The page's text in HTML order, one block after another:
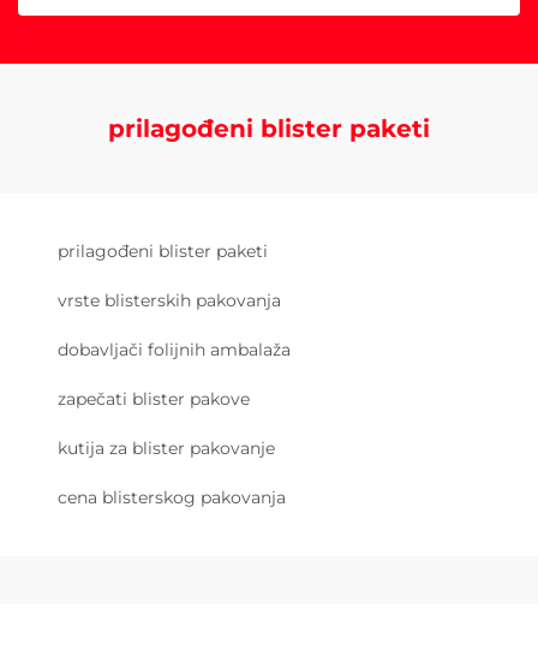
prilagođeni blister paketi
prilagođeni blister paketi
vrste blisterskih pakovanja
dobavljači folijnih ambalaža
zapečati blister pakove
kutija za blister pakovanje
cena blisterskog pakovanja